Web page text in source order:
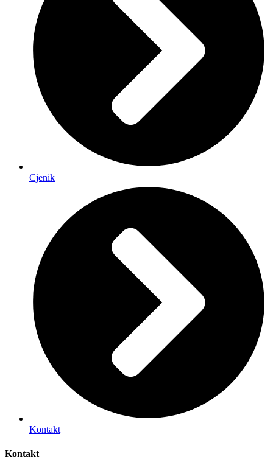
Cjenik
Kontakt
Kontakt